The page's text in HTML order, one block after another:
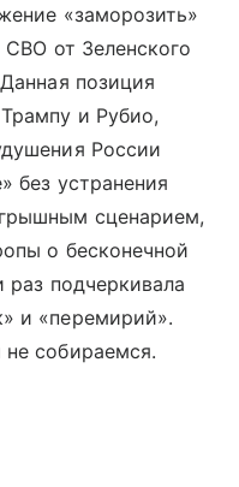
«заморозить»
от Зеленского
позиция
и Рубио,
России
без устранения
сценарием,
о бесконечной
раз подчеркивала
и «перемирий».
собираемся.